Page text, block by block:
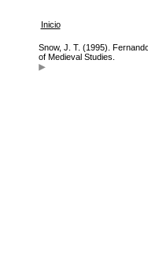
Inicio
Snow, J. T. (1995).
of Medieval Studies.